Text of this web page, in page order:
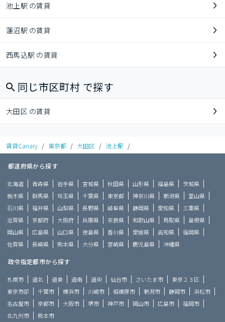
池上駅 の賃貸
蓮沼駅 の賃貸
西馬込駅 の賃貸
同じ市区町村 で探す
大田区 の賃貸
賃貸Canary / 東京都 / 大田区 / 池上駅 /
都道府県から探す
北海道 青森県 岩手県 宮城県 秋田県 山形県 福島県
茨城県
栃木県
群馬県 埼玉県 千葉県 東京都 神奈川県 新潟県
富山県
石川県
福井県 山梨県 長野県 岐阜県 静岡県 愛知県
三重県
滋賀県
京都府 大阪府 兵庫県 奈良県 和歌山県 鳥取県
島根県
岡山県
広島県 山口県 徳島県 香川県 愛媛県 高知県
福岡県
佐賀県
長崎県 熊本県 大分県 宮崎県 鹿児島県 沖縄県
政令指定都市から探す
札幌市 道北 道東 道南 道央 仙台市 さいたま市
東京２３区
東京市部
千葉市 横浜市 川崎市 相模原市 新潟市 静岡市
浜松市
名古屋市
京都市 大阪市 堺市 神戸市 岡山市 広島市
福岡市
北九州市
熊本市